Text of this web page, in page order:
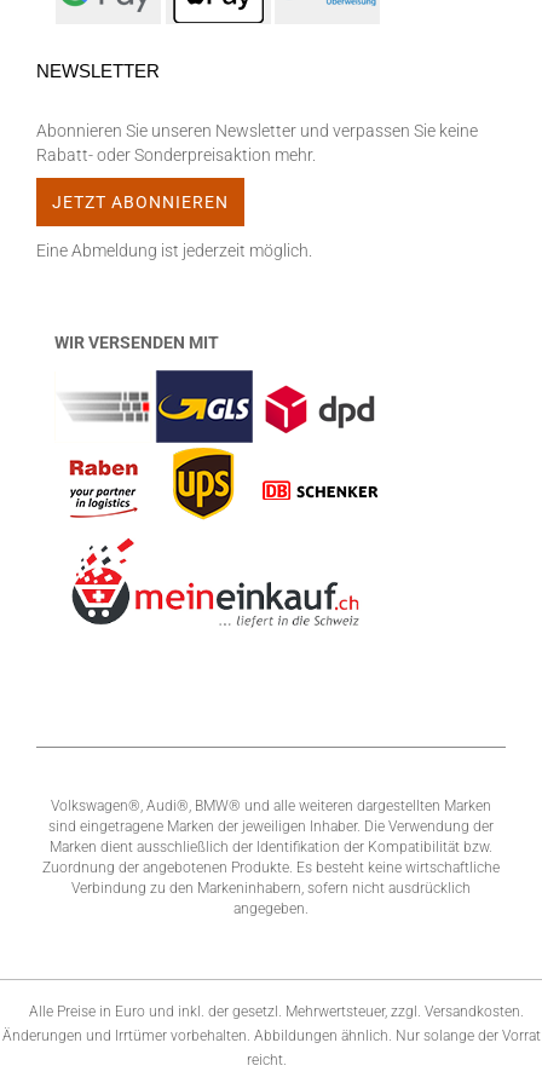
RÜCKRUF - SERVICE
UNSERE BEZAHLARTEN
NEWSLETTER
Abonnieren Sie unseren Newsletter und verpassen Sie keine
Rabatt- oder Sonderpreisaktion mehr.